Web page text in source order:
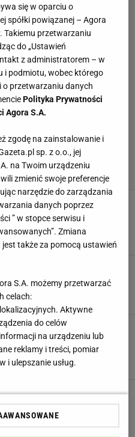
nogach. Technika
prostych nogach. Efekty
na prostych nogach
TRENING I ĆWICZENIA
PRZYSIADY TRENING I ĆWICZENIA
to jest martwy ciąg? Jak
martwe ciągi?
PLECY SZTANGA
Dlaczego warto ćwiczyć
Najlepsze ćwiczenia na plecy
PLECY SZTANGA
się w oparciu o
spółki powiązanej – Agora
Takiemu przetwarzaniu
do „Ustawień
z administratorem – w
i podmiotu, wobec którego
o przetwarzaniu danych
Polityka Prywatności
Agora S.A.
zgodę na zainstalowanie i
sp. z o.o., jej
na Twoim urządzeniu
zmienić swoje preferencje
narzędzie do zarządzania
danych poprzez
” w stopce serwisu i
Zmiana
także za pomocą ustawień
S.A. możemy przetwarzać
celach:
Aktywne
do celów
na urządzeniu lub
reklamy i treści, pomiar
i ulepszanie usług.